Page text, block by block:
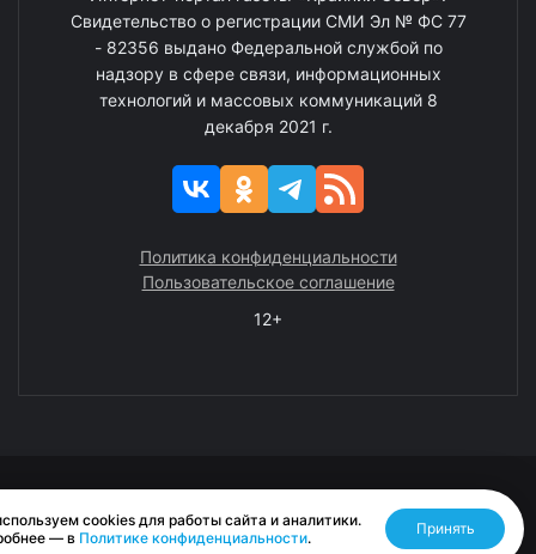
Свидетельство о регистрации СМИ Эл № ФС 77
- 82356 выдано Федеральной службой по
надзору в сфере связи, информационных
технологий и массовых коммуникаций 8
декабря 2021 г.
Политика конфиденциальности
Пользовательское соглашение
12+
Разработано RASA
cookies для работы сайта и аналитики.
— в Политике конфиденциальности.
Принять